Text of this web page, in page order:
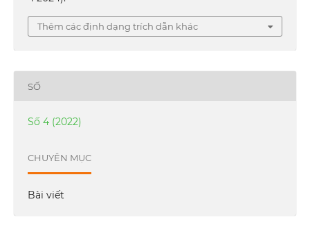
Thêm các định dạng trích dẫn khác
SỐ
Số 4 (2022)
CHUYÊN MỤC
Bài viết